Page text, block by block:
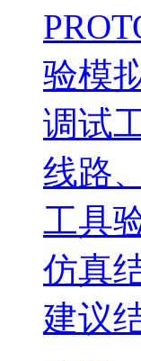
验模
调试
线路
工具
仿真
建议